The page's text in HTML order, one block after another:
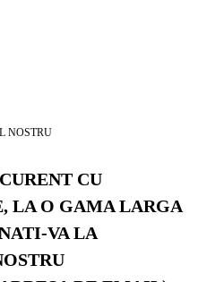
NOSTRU
CU
LA O GAMA LARGA
VA LA